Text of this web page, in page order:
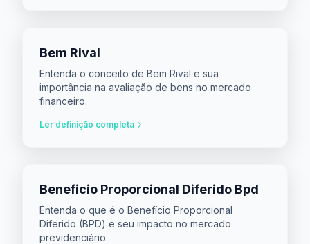
Bem Rival
Entenda o conceito de Bem Rival e sua
importância na avaliação de bens no mercado
financeiro.
Ler definição completa
Beneficio Proporcional Diferido Bpd
Entenda o que é o Benefício Proporcional
Diferido (BPD) e seu impacto no mercado
previdenciário.